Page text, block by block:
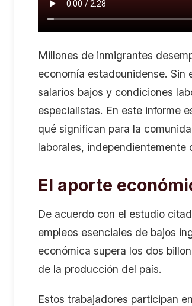
Millones de inmigrantes
economía estadounidense. Sin
salarios bajos y condiciones
especialistas. En este informe
qué significan para la
laborales, independientemente
El aporte
De acuerdo con el estudio
empleos esenciales de bajos
económica supera los dos
de la producción del país.
Estos trabajadores participan